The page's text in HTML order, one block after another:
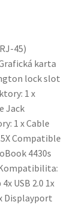
45)
karta
lock slot
1 x
Jack
1 x Cable
Compatible
4430s
Kompatibilita:
USB 2.0 1x
Displayport